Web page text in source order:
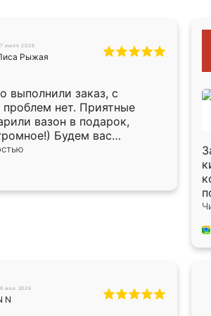
июля 2026
Рыжая
выполнили заказ, с
проблем нет. Приятные
вазон в подарок,
Будем вас
знакомым!)
мая 2026
N